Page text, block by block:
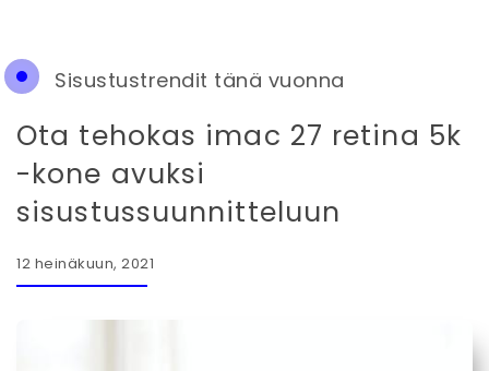
Sisustustrendit tänä vuonna
Ota tehokas imac 27 retina 5k
-kone avuksi
sisustussuunnitteluun
12 heinäkuun, 2021